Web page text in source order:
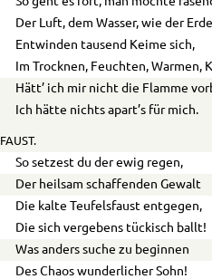
Der Luft, dem Wasser, wie der
Entwinden tausend Keime sich,
Im Trocknen, Feuchten, Warmen,
Hätt’ ich mir nicht die Flamme
Ich hätte nichts apart’s für mich.
FAUST.
So setzest du der ewig regen,
Der heilsam schaffenden Gewalt
Die kalte Teufelsfaust entgegen,
Die sich vergebens tückisch ballt!
Was anders suche zu beginnen
Des Chaos wunderlicher Sohn!